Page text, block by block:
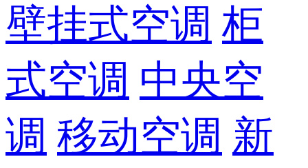
壁挂式空调 柜
式空调 中央空
调 移动空调 新